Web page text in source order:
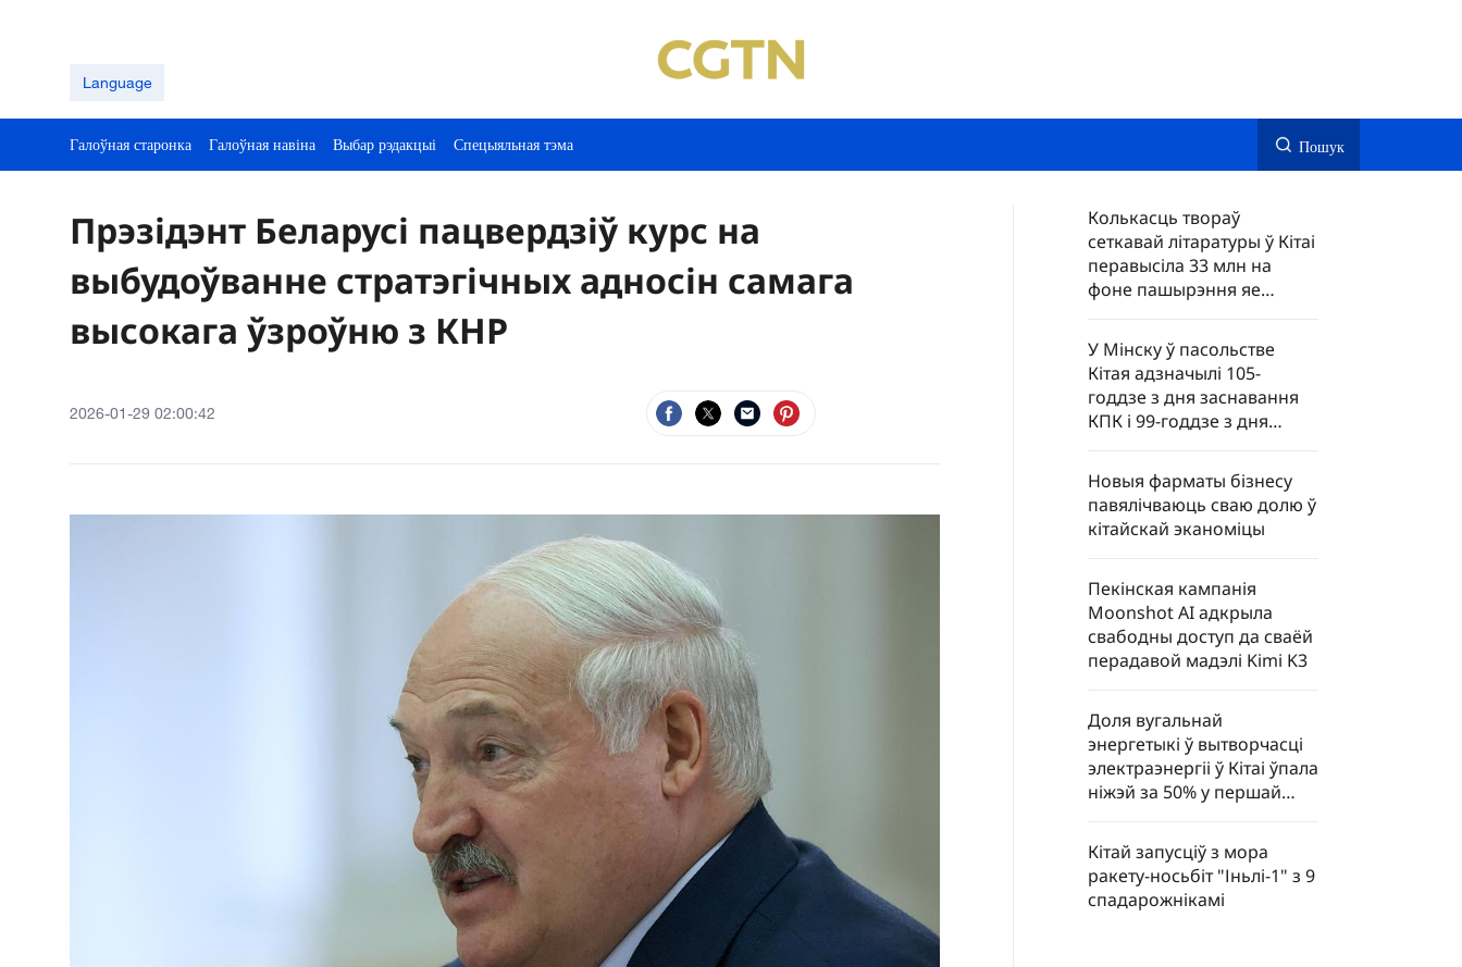
Language
Галоўная старонка Галоўная навіна Выбар рэдакцыі Спецыяльная тэма Пошук
Прэзідэнт Беларусі пацвердзіў курс на
выбудоўванне стратэгічных адносін самага
высокага ўзроўню з КНР
2026-01-29 02:00:42
Колькасць твораў
сеткавай літаратуры ў Кітаі
перавысіла 33 млн на
фоне пашырэння яе
глабальнага ахопу
У Мінску ў пасольстве
Кітая адзначылі 105-
годдзе з дня заснавання
КПК і 99-годдзе з дня
ўтварэння НВАК
Новыя фарматы бізнесу
павялічваюць сваю долю ў
кітайскай эканоміцы
Пекінская кампанія
Moonshot AI адкрыла
свабодны доступ да сваёй
перадавой мадэлі Kimi K3
Доля вугальнай
энергетыкі ў вытворчасці
электраэнергіі ў Кітаі ўпала
ніжэй за 50% у першай
палове 2026 года
Кітай запусціў з мора
ракету-носьбіт "Іньлі-1" з 9
спадарожнікамі